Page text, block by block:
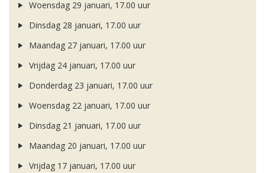
Woensdag 29 januari, 17.00 uur
Dinsdag 28 januari, 17.00 uur
Maandag 27 januari, 17.00 uur
Vrijdag 24 januari, 17.00 uur
Donderdag 23 januari, 17.00 uur
Woensdag 22 januari, 17.00 uur
Dinsdag 21 januari, 17.00 uur
Maandag 20 januari, 17.00 uur
Vrijdag 17 januari, 17.00 uur